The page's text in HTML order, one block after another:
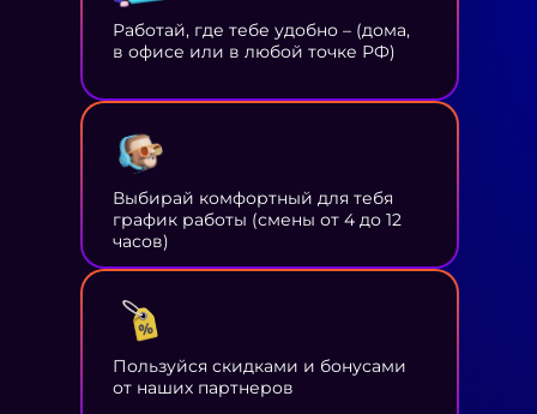
Работай, где тебе удобно – (дома,
в офисе или в любой точке РФ)
Выбирай комфортный для тебя
график работы (смены от 4 до 12
часов)
Пользуйся скидками и бонусами
от наших партнеров